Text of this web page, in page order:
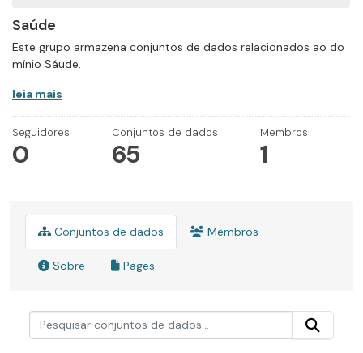
Saúde
Este grupo armazena conjuntos de dados relacionados ao do
mínio Sáude.
leia mais
Seguidores
0
Conjuntos de dados
65
Membros
1
Conjuntos de dados Membros
Sobre Pages